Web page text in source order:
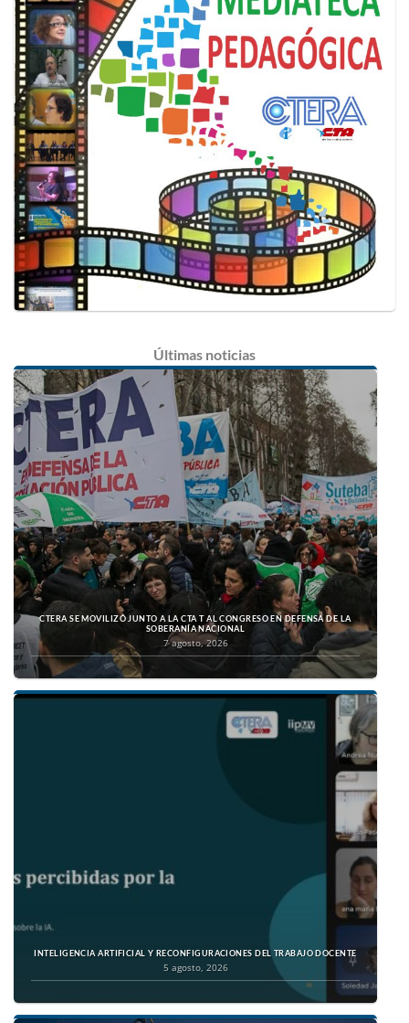
Últimas noticias
CTERA SE MOVILIZÓ JUNTO A LA CTA T AL CONGRESO EN DEFENSA DE LA
SOBERANÍA NACIONAL
7 agosto, 2026
INTELIGENCIA ARTIFICIAL Y RECONFIGURACIONES DEL TRABAJO DOCENTE
5 agosto, 2026